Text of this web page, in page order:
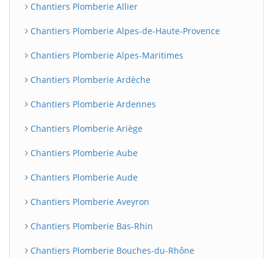
Chantiers Plomberie Allier
Chantiers Plomberie Alpes-de-Haute-Provence
Chantiers Plomberie Alpes-Maritimes
Chantiers Plomberie Ardèche
Chantiers Plomberie Ardennes
Chantiers Plomberie Ariège
Chantiers Plomberie Aube
Chantiers Plomberie Aude
Chantiers Plomberie Aveyron
Chantiers Plomberie Bas-Rhin
Chantiers Plomberie Bouches-du-Rhône